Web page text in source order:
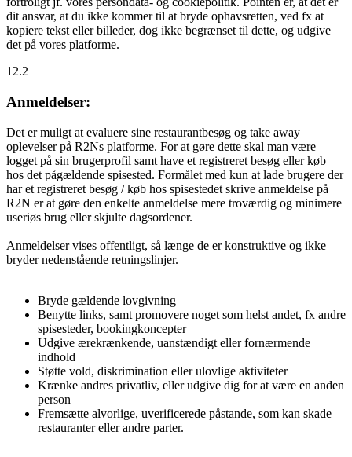
dit ansvar, at du ikke kommer til at bryde ophavsretten, ved fx at
kopiere tekst eller billeder, dog ikke begrænset til dette, og udgive
det på vores platforme.
12.2
Anmeldelser:
Det er muligt at evaluere sine restaurantbesøg og take away
oplevelser på R2Ns platforme. For at gøre dette skal man være
logget på sin brugerprofil samt have et registreret besøg eller køb
hos det pågældende spisested. Formålet med kun at lade brugere der
har et registreret besøg / køb hos spisestedet skrive anmeldelse på
R2N er at gøre den enkelte anmeldelse mere troværdig og minimere
useriøs brug eller skjulte dagsordener.
Anmeldelser vises offentligt, så længe de er konstruktive og ikke
bryder nedenstående retningslinjer.
Bryde gældende lovgivning
Benytte links, samt promovere noget som helst andet, fx andre
spisesteder, bookingkoncepter
Udgive ærekrænkende, uanstændigt eller fornærmende
indhold
Støtte vold, diskrimination eller ulovlige aktiviteter
Krænke andres privatliv, eller udgive dig for at være en anden
person
Fremsætte alvorlige, uverificerede påstande, som kan skade
restauranter eller andre parter.